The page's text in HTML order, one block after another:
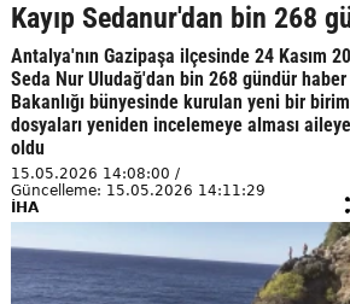
Kayıp Sedanur'dan bin 268
Antalya'nın Gazipaşa ilçesinde 24 Kasım
Seda Nur Uludağ'dan bin 268 gündür
Bakanlığı bünyesinde kurulan yeni bir
dosyaları yeniden incelemeye alması
oldu
15.05.2026 14:08:00 /
Güncelleme: 15.05.2026 14:11:29
İHA